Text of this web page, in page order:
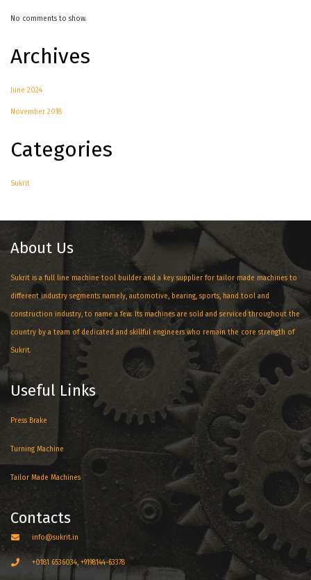
No comments to show.
Archives
June 2024
November 2018
Categories
Sukrit
About Us
Sukrit is a full line machine tool builder and a key supplier for tailor made machines to
different industry segments namely, automotive, bearing, sports, hand tool and
construction industry, to name a few. Its machines are sold and serviced throughout the
country by a team of dedicated and skillful engineers who remain the core strength of
Sukrit.
Useful Links
Press Brake
Turning Machine
Tailor Made Machines
Contacts
info@sukrit.in
+0181 6536034, +9198144-63378